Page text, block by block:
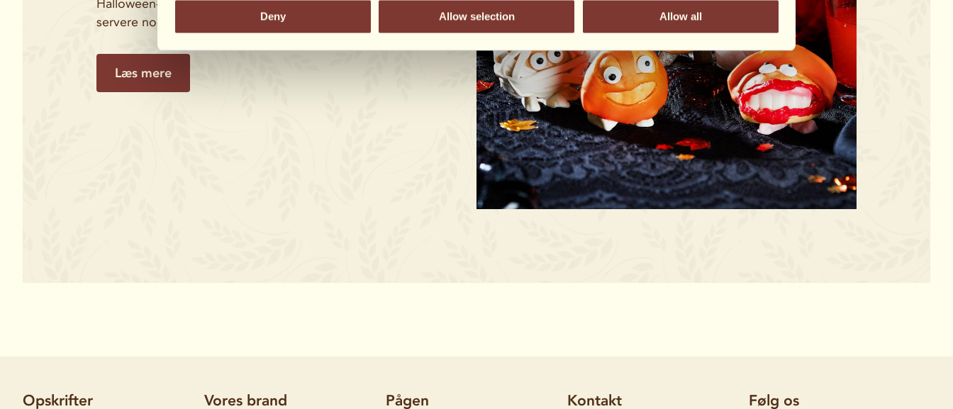
Deny Allow selection Allow all
Halloween-fest, en fredag ​​aften i byen eller når du har lyst til at
servere noget lidt frækt og lækkert.
Læs mere
Opskrifter Vores brand Pågen Kontakt Følg os